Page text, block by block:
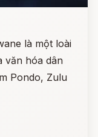
là một loài
văn hóa dân
Pondo, Zulu